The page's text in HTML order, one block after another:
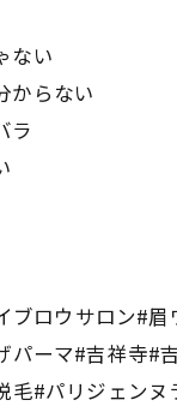
ない
からない
ラ
ブロウサロン#
パーマ#吉祥寺#
毛#パリジェン